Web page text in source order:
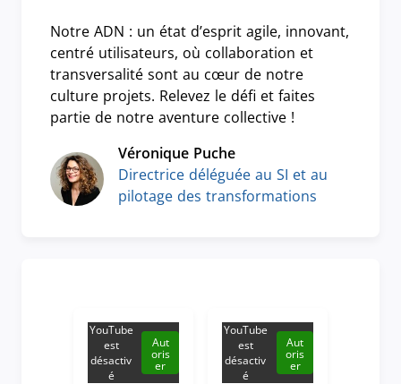
Notre ADN : un état d’esprit agile, innovant,
centré utilisateurs, où collaboration et
transversalité sont au cœur de notre
culture projets. Relevez le défi et faites
partie de notre aventure collective !
Véronique Puche
Directrice déléguée au SI et au
pilotage des transformations
YouTube
est
désactiv
é
Aut
oris
er
YouTube
est
désactiv
é
Aut
oris
er